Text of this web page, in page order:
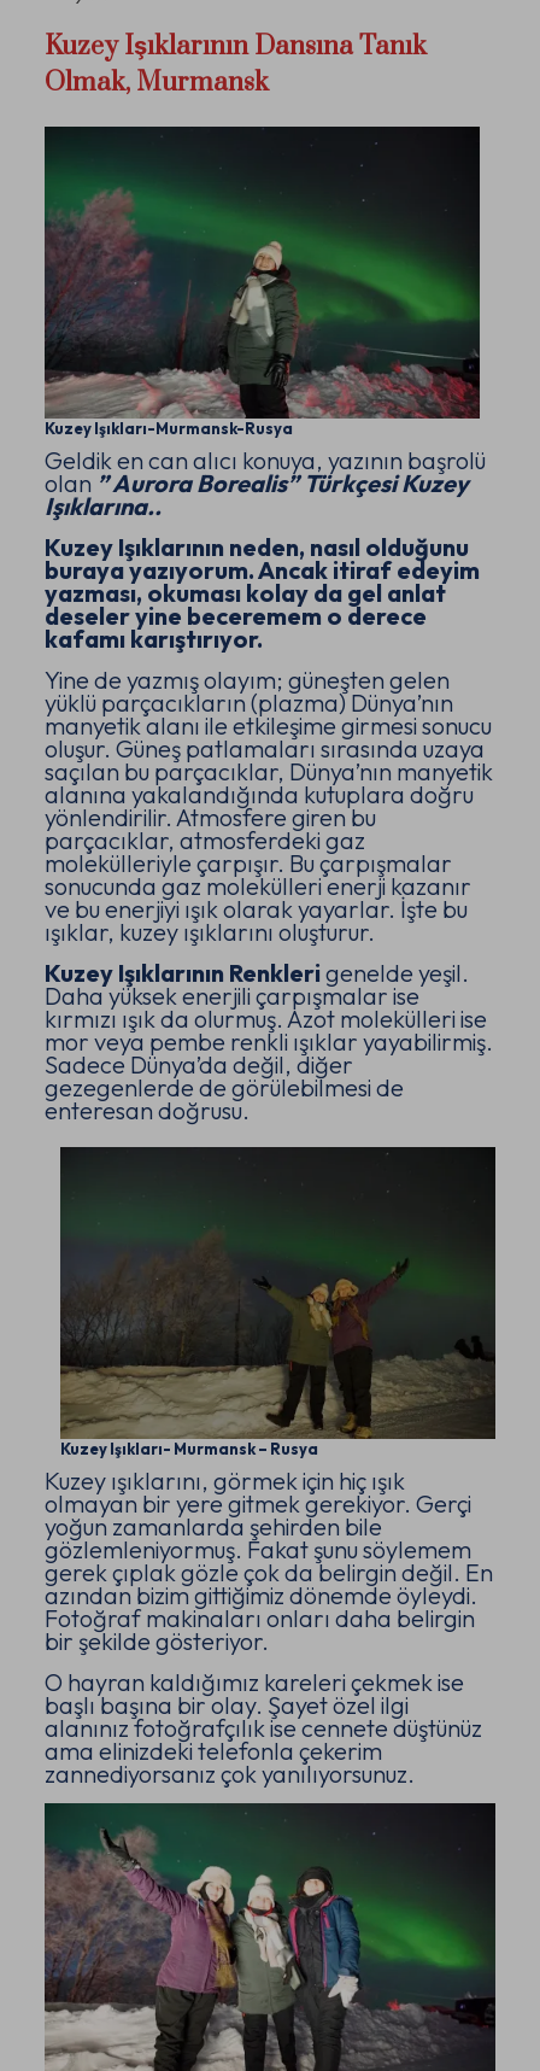
Kuzey Işıklarının Dansına Tanık
Olmak, Murmansk
Kuzey Işıkları-Murmansk-Rusya
Geldik en can alıcı konuya, yazının başrolü
olan ” Aurora Borealis” Türkçesi Kuzey
Işıklarına..
Kuzey Işıklarının neden, nasıl olduğunu
buraya yazıyorum. Ancak itiraf edeyim
yazması, okuması kolay da gel anlat
deseler yine beceremem o derece
kafamı karıştırıyor.
Yine de yazmış olayım; güneşten gelen
yüklü parçacıkların (plazma) Dünya’nın
manyetik alanı ile etkileşime girmesi sonucu
oluşur. Güneş patlamaları sırasında uzaya
saçılan bu parçacıklar, Dünya’nın manyetik
alanına yakalandığında kutuplara doğru
yönlendirilir. Atmosfere giren bu
parçacıklar, atmosferdeki gaz
molekülleriyle çarpışır. Bu çarpışmalar
sonucunda gaz molekülleri enerji kazanır
ve bu enerjiyi ışık olarak yayarlar. İşte bu
ışıklar, kuzey ışıklarını oluşturur.
Kuzey Işıklarının Renkleri genelde yeşil.
Daha yüksek enerjili çarpışmalar ise
kırmızı ışık da olurmuş. Azot molekülleri ise
mor veya pembe renkli ışıklar yayabilirmiş.
Sadece Dünya’da değil, diğer
gezegenlerde de görülebilmesi de
enteresan doğrusu.
Kuzey Işıkları- Murmansk – Rusya
Kuzey ışıklarını, görmek için hiç ışık
olmayan bir yere gitmek gerekiyor. Gerçi
yoğun zamanlarda şehirden bile
gözlemleniyormuş. Fakat şunu söylemem
gerek çıplak gözle çok da belirgin değil. En
azından bizim gittiğimiz dönemde öyleydi.
Fotoğraf makinaları onları daha belirgin
bir şekilde gösteriyor.
O hayran kaldığımız kareleri çekmek ise
başlı başına bir olay. Şayet özel ilgi
alanınız fotoğrafçılık ise cennete düştünüz
ama elinizdeki telefonla çekerim
zannediyorsanız çok yanılıyorsunuz.